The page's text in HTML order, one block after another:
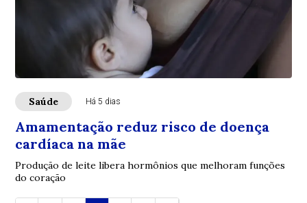
Saúde Há 5 dias
Amamentação reduz risco de doença
cardíaca na mãe
Produção de leite libera hormônios que melhoram funções
do coração